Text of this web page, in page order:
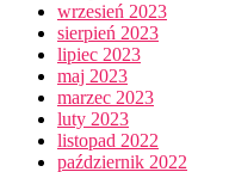
wrzesień 2023
sierpień 2023
lipiec 2023
maj 2023
marzec 2023
luty 2023
listopad 2022
październik 2022